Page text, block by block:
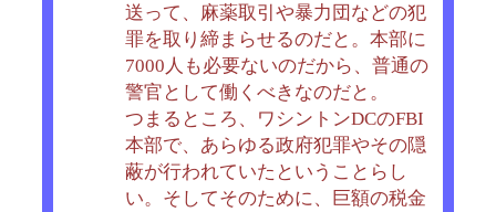
送って、麻薬取引や暴力団などの犯
罪を取り締まらせるのだと。本部に
7000人も必要ないのだから、普通の
警官として働くべきなのだと。
つまるところ、ワシントンDCのFBI
本部で、あらゆる政府犯罪やその隠
蔽が行われていたということらし
い。そしてそのために、巨額の税金